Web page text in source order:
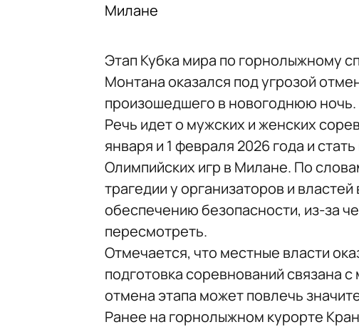
Милане
Этап Кубка мира по горнолыжному
Монтана оказался под угрозой
произошедшего в новогоднюю
Речь идет о мужских и женских
января и 1 февраля 2026 года и
Олимпийских игр в Милане. По
трагедии у организаторов и
обеспечению безопасности, из-за
пересмотреть.
Отмечается, что местные власти
подготовка соревнований связана
отмена этапа может повлечь
Ранее на горнолыжном курорте